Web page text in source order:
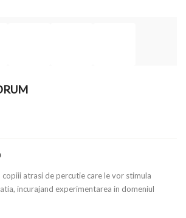
atrasi de percutie care le vor stimula
incurajand experimentarea in domeniul